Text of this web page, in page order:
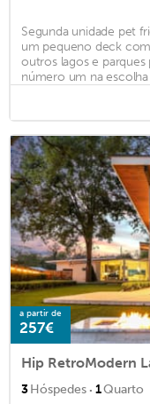
Segunda unidade pet
um pequeno deck
outros lagos e
número um na escolha
a partir de
257€
3Hóspedes · 1Quarto